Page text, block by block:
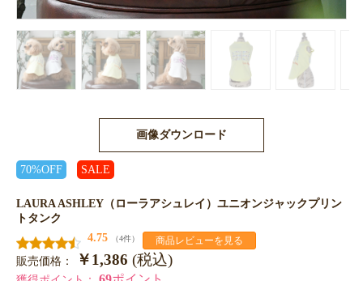
画像ダウンロード
70%OFF SALE
LAURA ASHLEY（ローラアシュレイ）ユニオンジャックプリン
トタンク
4.75
（4件） 商品レビューを見る
販売価格： ￥1,386 (税込)